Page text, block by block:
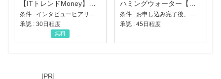
承認 : 30日程度
無料
承認 : 45日程度
[PR]